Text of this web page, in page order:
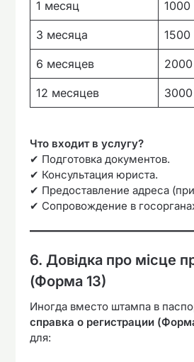
1 месяц 1000
3 месяца 1500
6 месяцев
12 месяцев
Что входит в услугу?
✔ Подготовка документов.
✔ Консультация юриста.
✔ Предоставление адреса
✔ Сопровождение в
6. Довідка про місце
(Форма 13)
Иногда вместо штампа в
справка о регистрации
для: